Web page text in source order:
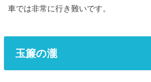
車では非常に行き難いです。
玉簾の瀧